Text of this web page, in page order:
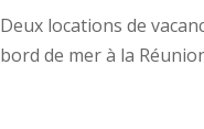
Deux locations de
bord de mer à la